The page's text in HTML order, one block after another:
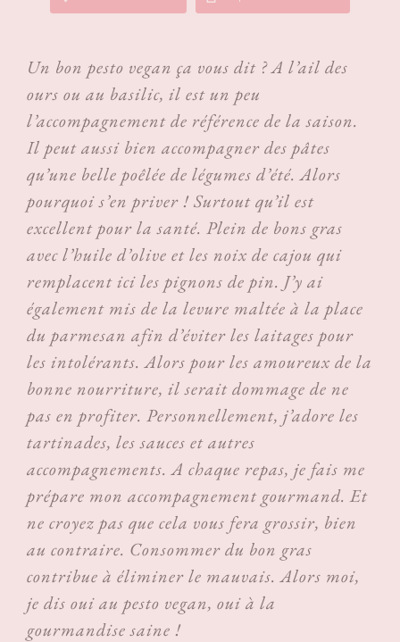
Un bon pesto vegan ça vous dit ? A l’ail des
ours ou au basilic, il est un peu
l’accompagnement de référence de la saison.
Il peut aussi bien accompagner des pâtes
qu’une belle poêlée de légumes d’été. Alors
pourquoi s’en priver ! Surtout qu’il est
excellent pour la santé. Plein de bons gras
avec l’huile d’olive et les noix de cajou qui
remplacent ici les pignons de pin. J’y ai
également mis de la levure maltée à la place
du parmesan afin d’éviter les laitages pour
les intolérants. Alors pour les amoureux de la
bonne nourriture, il serait dommage de ne
pas en profiter. Personnellement, j’adore les
tartinades, les sauces et autres
accompagnements. A chaque repas, je fais me
prépare mon accompagnement gourmand. Et
ne croyez pas que cela vous fera grossir, bien
au contraire. Consommer du bon gras
contribue à éliminer le mauvais. Alors moi,
je dis oui au pesto vegan, oui à la
gourmandise saine !